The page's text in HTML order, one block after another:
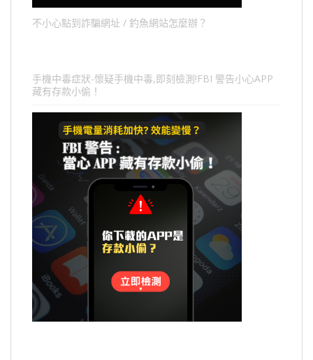
不小心點到詐騙網址 / 釣魚網站怎麼辦？
手機中毒症狀-懷疑手機中毒,即刻檢測!FBI 警告小心APP
藏有存款小偷！